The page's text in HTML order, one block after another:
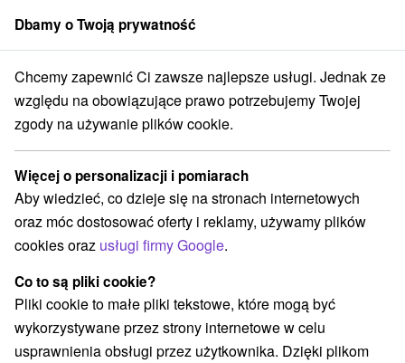
członek grupySorger
oferty na Słowacji Stredné Slovensko Žilinský kraj Jasná
Najlepsze opinie specjalne oferty
na Słowacji Jasná
Kategorie
Wszystkie kategorie
Pobyty z rabatem
Wellness pobyty(11)
Romantyczne wypady(4) Pobyty dla seniorów(7)
Wakacje rodzinne(11)
Dbamy o Twoją prywatność
Chcemy zapewnić Ci zawsze najlepsze usługi. Jednak ze
względu na obowiązujące prawo potrzebujemy Twojej
zgody na używanie plików cookie.
Więcej o personalizacji i pomiarach
Aby wiedzieć, co dzieje się na stronach internetowych
oraz móc dostosować oferty i reklamy, używamy plików
cookies oraz usługi firmy Google.
Co to są pliki cookie?
Pliki cookie to małe pliki tekstowe, które mogą być
wykorzystywane przez strony internetowe w celu
usprawnienia obsługi przez użytkownika. Dzięki plikom